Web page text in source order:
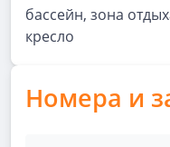
бассейн, зона
кресло
Номера и